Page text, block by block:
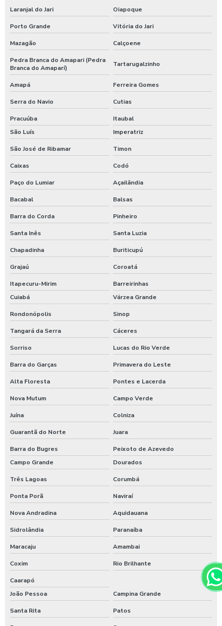
Laranjal do Jari Oiapoque
Porto Grande Vitória do Jari
Mazagão Calçoene
Pedra Branca do Amapari (Pedra
Branca do Amaparí)
Tartarugalzinho
Amapá Ferreira Gomes
Serra do Navio Cutias
Pracuúba
Itaubal
São Luís
Imperatriz
São José de Ribamar Timon
Caixas Codó
Paço do Lumiar Açailândia
Bacabal Balsas
Barra do Corda Pinheiro
Santa Inês Santa Luzia
Chapadinha Buriticupú
Grajaú Coroatá
Itapecuru-Mirim
Barreirinhas
Cuiabá
Várzea Grande
Rondonópolis Sinop
Tangará da Serra Cáceres
Sorriso Lucas do Rio Verde
Barra do Garças Primavera do Leste
Alta Floresta Pontes e Lacerda
Nova Mutum Campo Verde
Juína Colniza
Guarantã do Norte Juara
Barra do Bugres
Peixoto de Azevedo
Campo Grande
Dourados
Três Lagoas Corumbá
Ponta Porã Naviraí
Nova Andradina Aquidauana
Sidrolândia Paranaíba
Maracaju Amambai
Coxim Rio Brilhante
Caarapó
João Pessoa
Campina Grande
Santa Rita Patos